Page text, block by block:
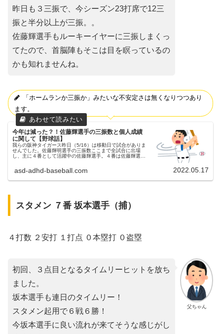
昨日も３三振で、今シーズン23打席で12三
振と半分以上が三振。。
佐藤輝選手もルーキーイヤーに三振しまくっ
てたので、首脳陣もそこは目を瞑っているの
かも知れませんね。
「ホームランか三振か」みたいな不安定さは無くなりつつあり
ます。
今年は減った？！佐藤輝選手の三振数と個人成績
に関して【野球話】
我らの阪神タイガース昨日（5/16）は移動日で試合がありま
せんでした。佐藤輝明選手の三振数ここまで全試合に出場
し、主に４番として活躍中の佐藤輝選手。４番は佐藤輝選手
asd-adhd-baseball.com 2022.05.17
スタメン ７番 坂本選手（捕）
４打数 ２安打 １打点 ０本塁打 ０盗塁
父ちゃん
初回、３点目となるタイムリーヒットを放ち
ました。
坂本選手も連日のタイムリー！
スタメン起用で６戦６勝！
今坂本選手に良い流れが来てそうな感じがし